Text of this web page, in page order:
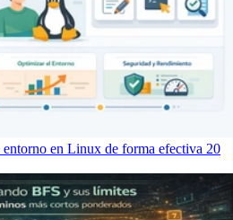
en Linux de forma efectiva 20